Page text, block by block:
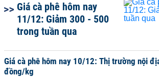
Giá cà phê hôm nay
11/12: Giảm 300 - 500
trong tuần qua
Giá cà phê hôm nay 10/12: Thị trường nội
đồng/kg